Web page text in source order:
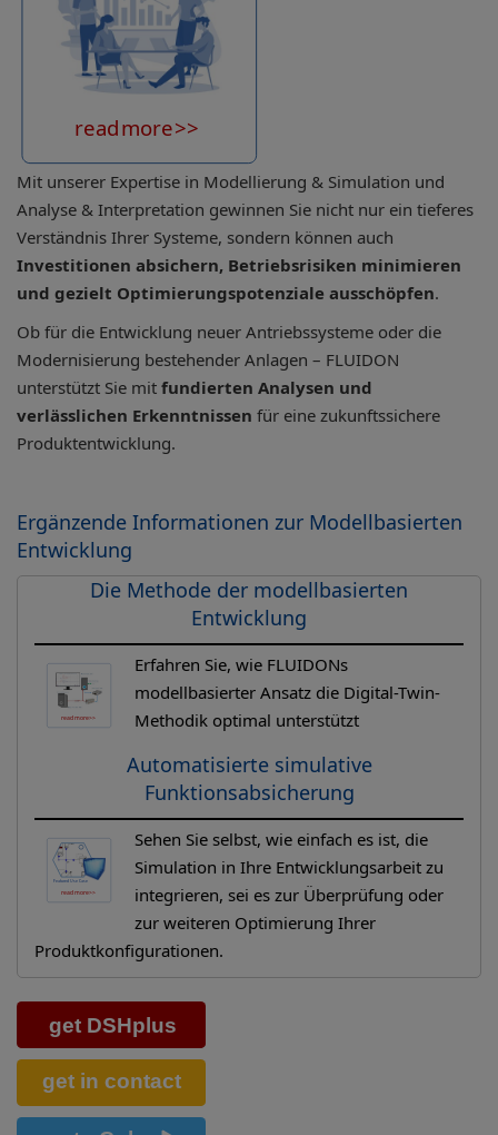
Mit unserer Expertise in Modellierung & Simulation und
Analyse & Interpretation gewinnen Sie nicht nur ein tieferes
Verständnis Ihrer Systeme, sondern können auch
Investitionen absichern, Betriebsrisiken minimieren
und gezielt Optimierungspotenziale ausschöpfen.
Ob für die Entwicklung neuer Antriebssysteme oder die
Modernisierung bestehender Anlagen – FLUIDON
unterstützt Sie mit fundierten Analysen und
verlässlichen Erkenntnissen für eine zukunftssichere
Produktentwicklung.
Ergänzende Informationen zur Modellbasierten
Entwicklung
Die Methode der modellbasierten
Entwicklung
Erfahren Sie, wie FLUIDONs
modellbasierter Ansatz die Digital-Twin-
Methodik optimal unterstützt
Automatisierte simulative
Funktionsabsicherung
Sehen Sie selbst, wie einfach es ist, die
Simulation in Ihre Entwicklungsarbeit zu
integrieren, sei es zur Überprüfung oder
zur weiteren Optimierung Ihrer
Produktkonfigurationen.